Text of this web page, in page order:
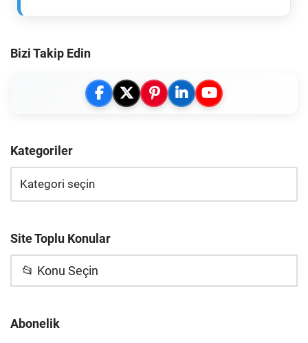
Bizi Takip Edin
Kategoriler
Site Toplu Konular
📂 Konu Seçin
Abonelik